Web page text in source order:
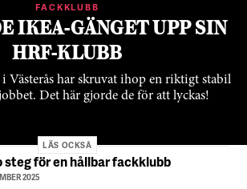
FACKKLUBB
IKEA-GÄNGET UPP SIN
HRF-KLUBB
Västerås har skruvat ihop en riktigt stabil
Det här gjorde de för att lyckas!
LÄS OCKSÅ
för en hållbar fackklubb
2025